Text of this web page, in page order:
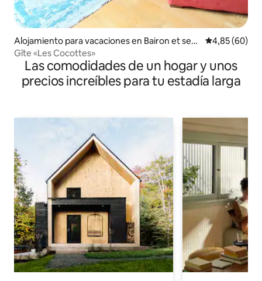
Alojamiento para vacaciones en Bairon et ses
environs
Calificación
4,85 (60)
Gîte «Les Cocottes»
Las comodidades de un hogar y unos
precios increíbles para tu estadía larga